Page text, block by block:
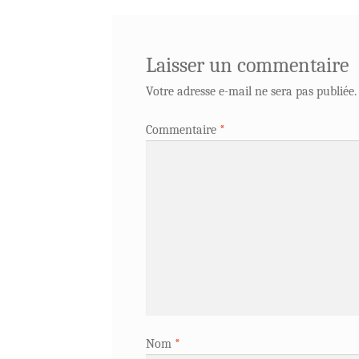
Laisser un commentaire
Votre adresse e-mail ne sera pas publiée.
Commentaire *
Nom *